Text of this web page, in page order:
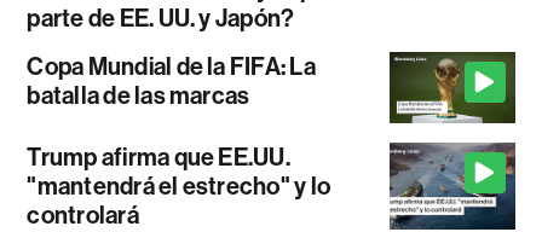
parte de EE. UU. y Japón?
Copa Mundial de la FIFA: La
batalla de las marcas
Trump afirma que EE.UU.
"mantendrá el estrecho" y lo
controlará